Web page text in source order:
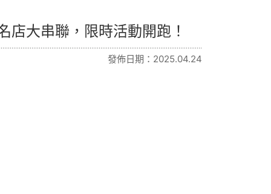
店大串聯，限時活動開跑！
發佈日期：2025.04.24